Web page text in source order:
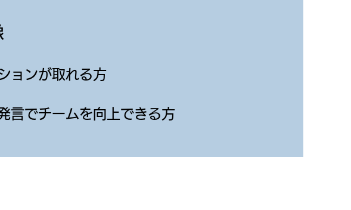
ョンが取れる方
言でチームを向上できる方